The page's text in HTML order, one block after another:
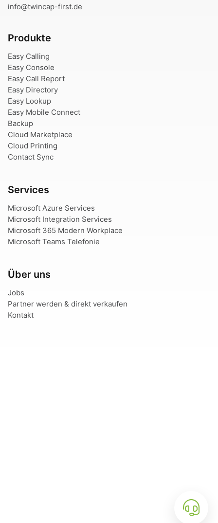
info@twincap-first.de
Produkte
Easy Calling
Easy Console
Easy Call Report
Easy Directory
Easy Lookup
Easy Mobile Connect
Backup
Cloud Marketplace
Cloud Printing
Contact Sync
Services
Microsoft Azure Services
Microsoft Integration Services
Microsoft 365 Modern Workplace
Microsoft Teams Telefonie
Über uns
Jobs
Partner werden & direkt verkaufen
Kontakt